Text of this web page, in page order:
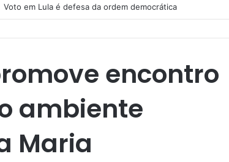
Voto em Lula é defesa da ordem democrática
encontro
ambiente
Maria